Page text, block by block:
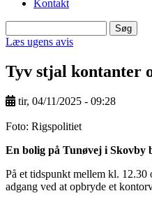
Kontakt
Søg
Læs ugens avis
Tyv stjal kontanter
tir, 04/11/2025 - 09:28
Foto: Rigspolitiet
En bolig på Tunøvej i Skovby
På et tidspunkt mellem kl. 12.30
adgang ved at opbryde et